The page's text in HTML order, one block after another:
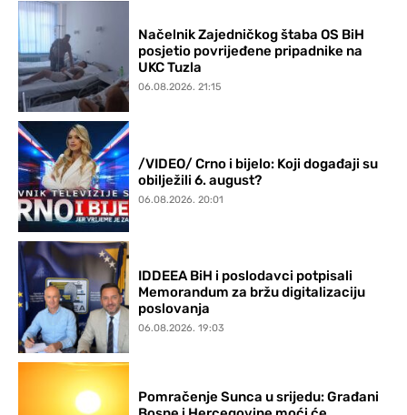
Načelnik Zajedničkog štaba OS BiH
posjetio povrijeđene pripadnike na
UKC Tuzla
06.08.2026. 21:15
/VIDEO/ Crno i bijelo: Koji događaji su
obilježili 6. august?
06.08.2026. 20:01
IDDEEA BiH i poslodavci potpisali
Memorandum za bržu digitalizaciju
poslovanja
06.08.2026. 19:03
Pomračenje Sunca u srijedu: Građani